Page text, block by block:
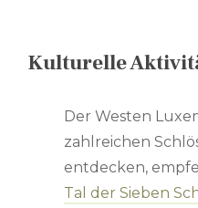
Kulturelle
Der Westen
zahlreichen
entdecken,
Tal der Sieben